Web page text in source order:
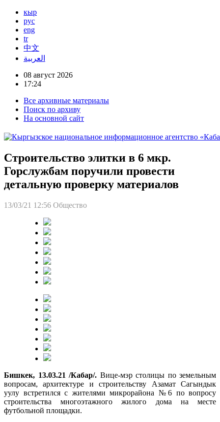
кыр
рус
eng
tr
中文
العربية
08 август 2026
17:24
Все архивные материалы
Поиск по архиву
На основной сайт
Строительство элитки в 6 мкр.
Горслужбам поручили провести
детальную проверку материалов
13/03/21 12:56 Общество
Бишкек, 13.03.21 /Кабар/. Вице-мэр столицы по земельным
вопросам, архитектуре и строительству Азамат Сагындык
уулу встретился с жителями микрорайона №6 по вопросу
строительства многоэтажного жилого дома на месте
футбольной площадки.